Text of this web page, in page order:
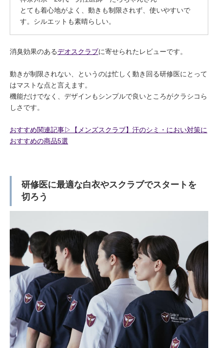
とても着心地がよく、動きも制限されず、使いやすいで
す。シルエットも素晴らしい。
消臭効果のあるデオスクラブに寄せられたレビューです。
動きが制限されない、というのは忙しく動き回る研修医にとって
はマストな点と言えます。
機能だけでなく、デザインもシンプルで良いところがクラシコら
しさです。
おすすめ関連記事▷【メンズスクラブ】汗のシミ・におい対策に
おすすめの商品5選
研修医に最適な白衣やスクラブでスタートを
切ろう